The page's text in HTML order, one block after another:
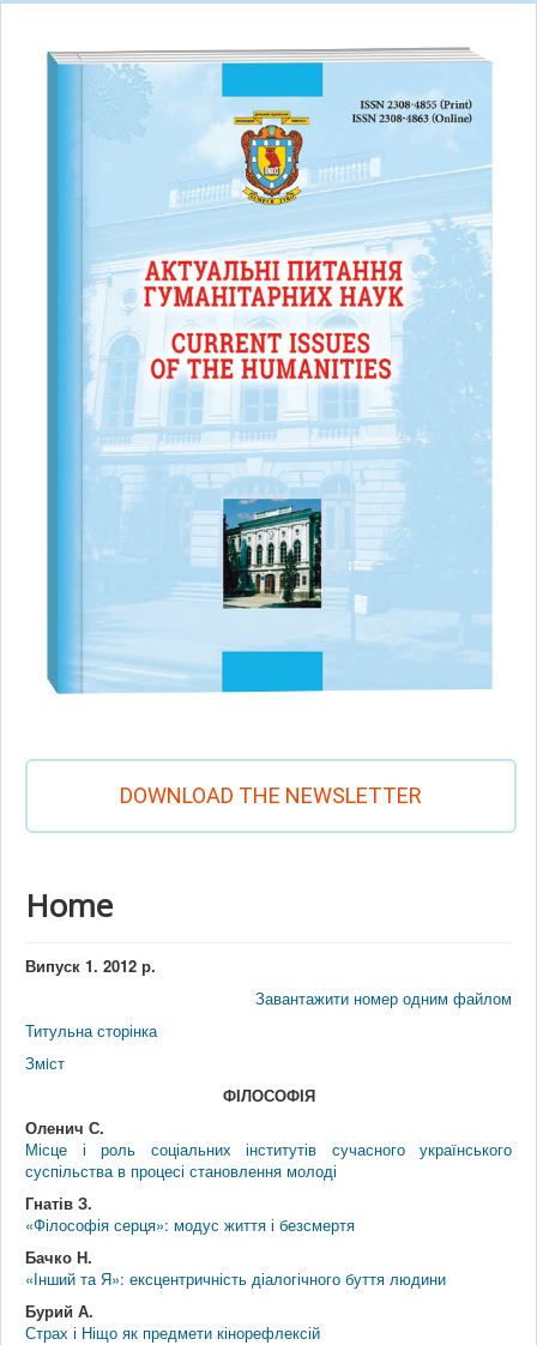
DOWNLOAD THE NEWSLETTER
Home
Випуск 1. 2012 р.
Завантажити номер одним файлом
Титульна сторінка
Змiст
ФІЛОСОФІЯ
Оленич С.
Місце і роль соціальних інститутів сучасного українського
суспільства в процесі становлення молоді
Гнатів З.
«Філософія серця»: модус життя і безсмертя
Бачко Н.
«Інший та Я»: ексцентричність діалогічного буття людини
Бурий А.
Страх і Ніщо як предмети кінорефлексій